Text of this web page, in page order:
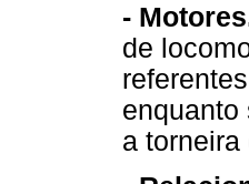
-
de
enquanto
a